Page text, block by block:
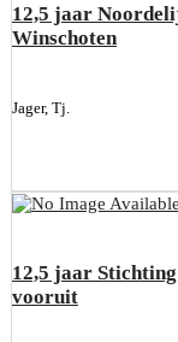
12,5 jaar
Winschoten
Jager, Tj.
12,5 jaar
vooruit